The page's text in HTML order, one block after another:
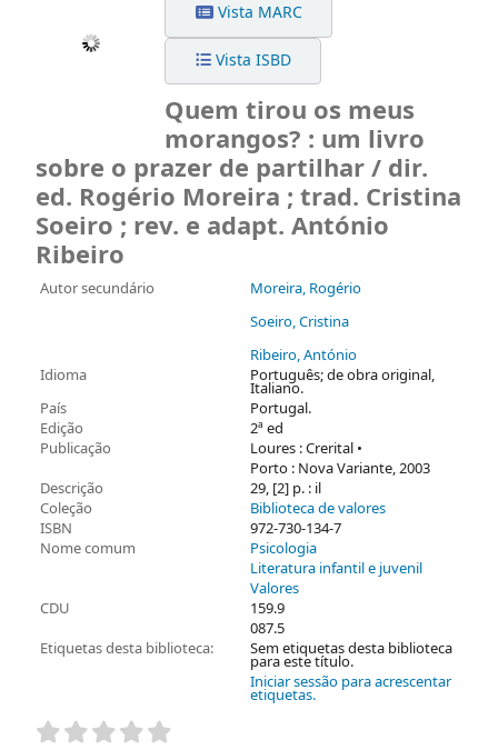
Vista MARC
Vista ISBD
Quem tirou os meus
morangos? : um livro
sobre o prazer de partilhar / dir.
ed. Rogério Moreira ; trad. Cristina
Soeiro ; rev. e adapt. António
Ribeiro
Autor secundário
Moreira, Rogério
Soeiro, Cristina
Ribeiro, António
Idioma
Português; de obra original,
Italiano.
País
Portugal.
Edição
2ª ed
Publicação
Loures : Crerital •
Porto : Nova Variante, 2003
Descrição
29, [2] p. : il
Coleção
Biblioteca de valores
ISBN
972-730-134-7
Nome comum
Psicologia
Literatura infantil e juvenil
Valores
CDU
159.9
087.5
Etiquetas desta biblioteca:
Sem etiquetas desta biblioteca
para este título.
Iniciar sessão para acrescentar
etiquetas.
Pontuação